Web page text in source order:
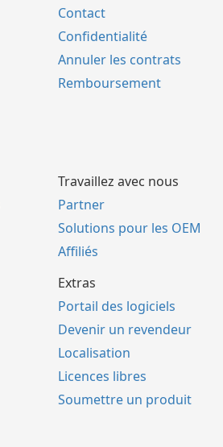
Contact
Confidentialité
Annuler les contrats
Remboursement
Travaillez avec nous
Partner
Solutions pour les OEM
Affiliés
Extras
Portail des logiciels
Devenir un revendeur
Localisation
Licences libres
Soumettre un produit